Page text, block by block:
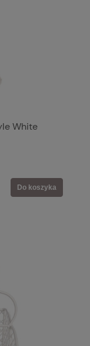
White
Do koszyka